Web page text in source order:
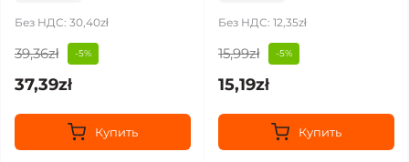
Без НДС: 30,40zł
39,36zł -5%
37,39zł
Купить
Без НДС: 12,35zł
15,99zł -5%
15,19zł
Купить